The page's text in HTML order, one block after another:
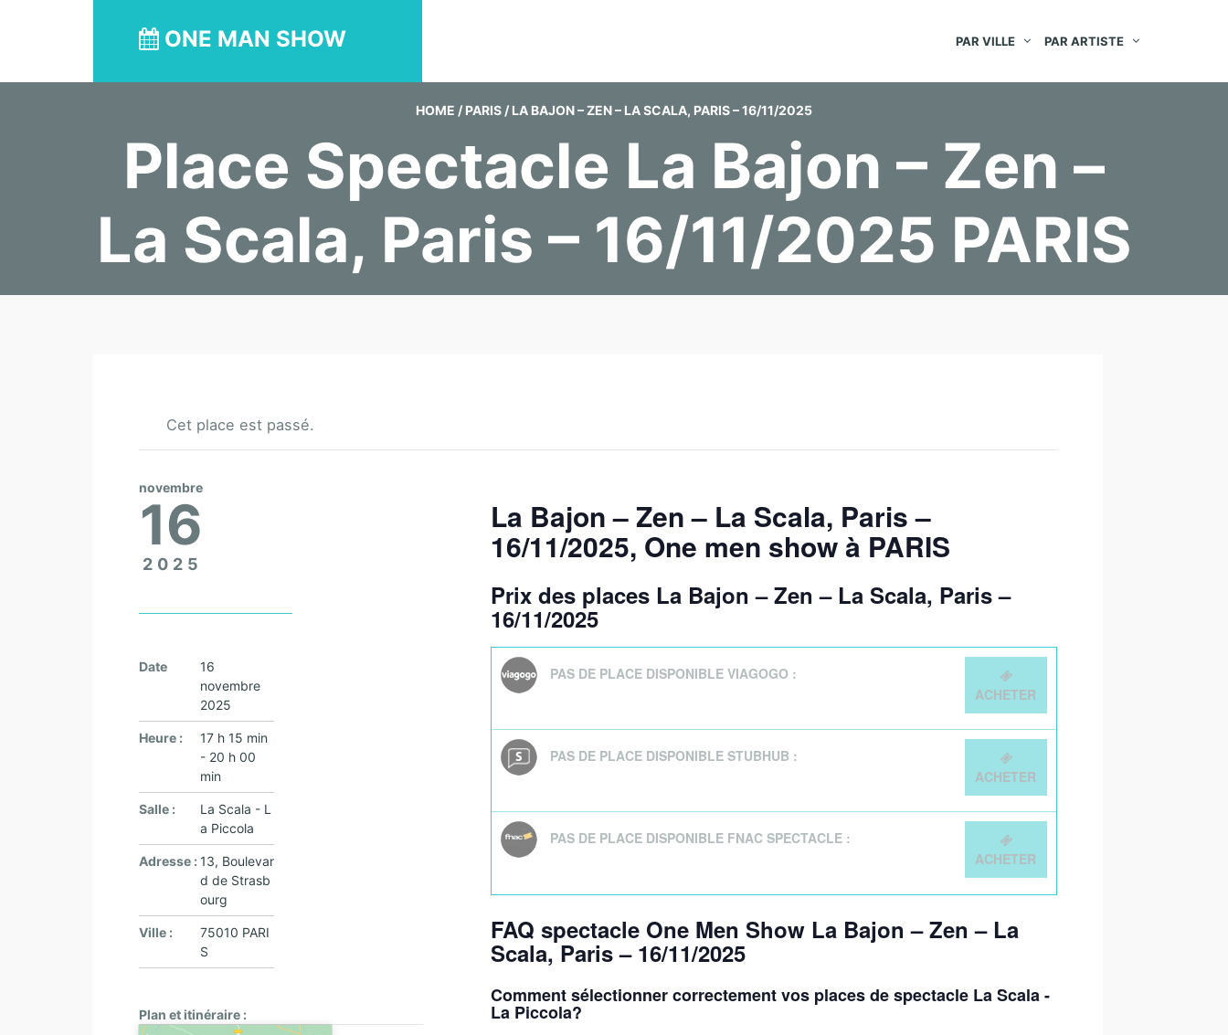
ONE MAN SHOW PAR VILLE PAR ARTISTE
HOME / PARIS / LA BAJON – ZEN – LA SCALA, PARIS – 16/11/2025
Place Spectacle La Bajon – Zen –
La Scala, Paris – 16/11/2025 PARIS
Cet place est passé.
La Bajon – Zen – La Scala, Paris –
16/11/2025, One men show à PARIS
Prix des places La Bajon – Zen – La Scala, Paris –
16/11/2025
PAS DE PLACE DISPONIBLE VIAGOGO :
ACHETER
PAS DE PLACE DISPONIBLE STUBHUB :
ACHETER
PAS DE PLACE DISPONIBLE FNAC SPECTACLE :
ACHETER
FAQ spectacle One Men Show La Bajon – Zen – La
Scala, Paris – 16/11/2025
Comment sélectionner correctement vos places de spectacle La Scala -
La Piccola?
novembre
16
2025
Date
16
novembre
2025
Heure :
17 h 15 min
- 20 h 00
min
Salle :
La Scala - L
a Piccola
Adresse : 13, Boulevar
d de Strasb
ourg
Ville :
75010 PARI
S
Plan et itinéraire :